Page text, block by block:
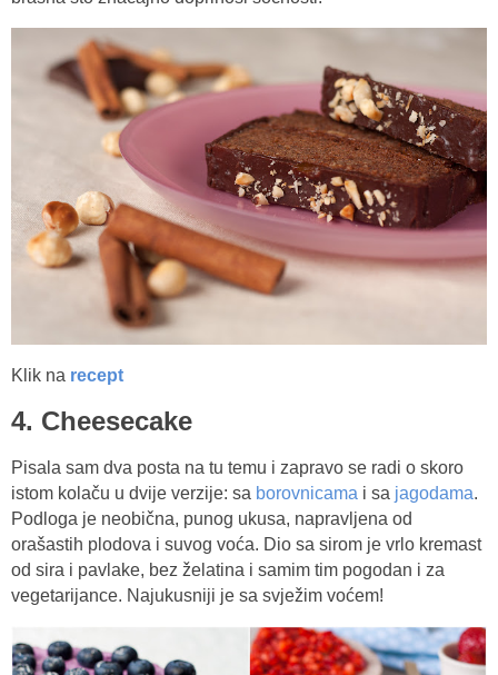
Klik na recept
4. Cheesecake
Pisala sam dva posta na tu temu i zapravo se radi o skoro
istom kolaču u dvije verzije: sa borovnicama i sa jagodama.
Podloga je neobična, punog ukusa, napravljena od
orašastih plodova i suvog voća. Dio sa sirom je vrlo kremast
od sira i pavlake, bez želatina i samim tim pogodan i za
vegetarijance. Najukusniji je sa svježim voćem!